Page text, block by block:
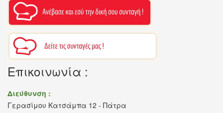
Επικοινωνία :
Διεύθυνση :
Γερασίμου Κατσάμπα 12 - Πάτρα